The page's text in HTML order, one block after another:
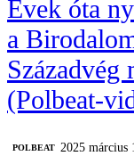
Évek óta
a
Századvég
(Polbeat-
‎POLBEAT 2025 március